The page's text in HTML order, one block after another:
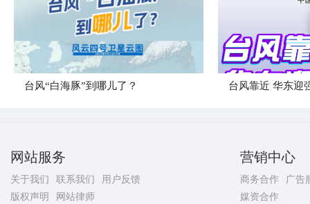
台风“白海豚”到哪儿了？ 台风靠近 华东迎
网站服务
关于我们 联系我们
用户反馈
版权声明
网站律师
营销中心
商务合作
广告
媒资合作